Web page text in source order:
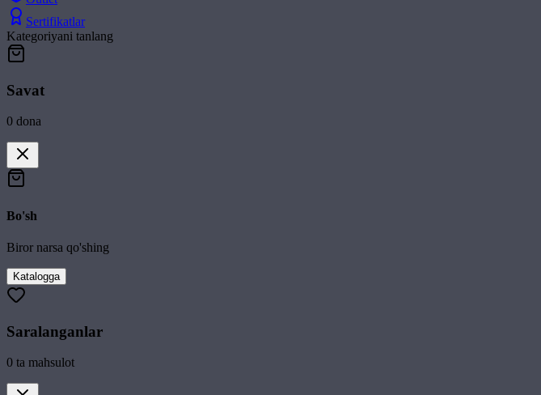
Sertifikatlar
Kategoriyani tanlang
Savat
0 dona
Bo'sh
Biror narsa qo'shing
Katalogga
Saralanganlar
0 ta mahsulot